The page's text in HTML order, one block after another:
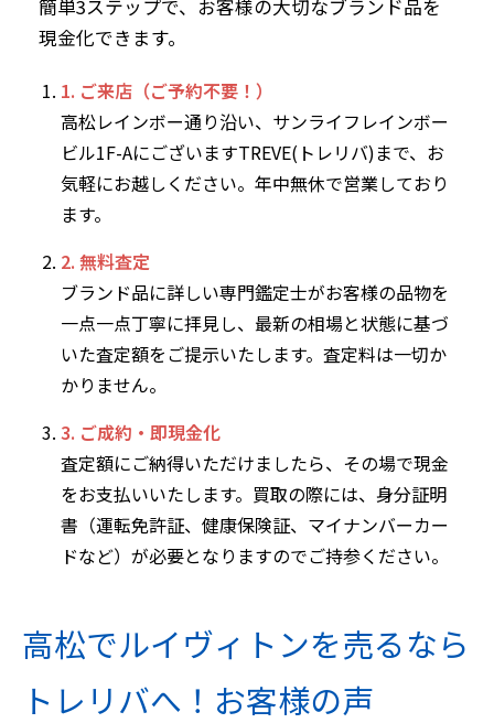
簡単3ステップで、お客様の大切なブランド品を
現金化できます。
1. ご来店（ご予約不要！）
高松レインボー通り沿い、サンライフレインボー
ビル1F-AにございますTREVE(トレリバ)まで、お
気軽にお越しください。年中無休で営業しており
ます。
2. 無料査定
ブランド品に詳しい専門鑑定士がお客様の品物を
一点一点丁寧に拝見し、最新の相場と状態に基づ
いた査定額をご提示いたします。査定料は一切か
かりません。
3. ご成約・即現金化
査定額にご納得いただけましたら、その場で現金
をお支払いいたします。買取の際には、身分証明
書（運転免許証、健康保険証、マイナンバーカー
ドなど）が必要となりますのでご持参ください。
高松でルイヴィトンを売るなら
トレリバへ！お客様の声